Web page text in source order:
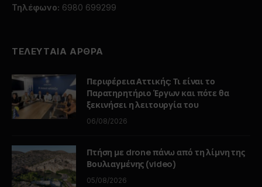
Τηλέφωνο: 6980 699299
ΤΕΛΕΥΤΑΙΑ ΑΡΘΡΑ
Περιφέρεια Αττικής: Τι είναι το
Παρατηρητήριο Έργων και πότε θα
ξεκινήσει η λειτουργία του
06/08/2026
Πτήση με drone πάνω από τη λίμνη της
Βουλιαγμένης (video)
05/08/2026